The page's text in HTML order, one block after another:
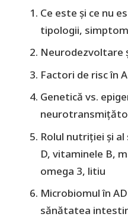
Ce este și ce nu
tipologii,
Neurodezvoltare
Factori de risc în
Genetică vs.
Rolul nutriției și
D, vitaminele B,
omega 3, litiu
Microbiomul în
sănătatea